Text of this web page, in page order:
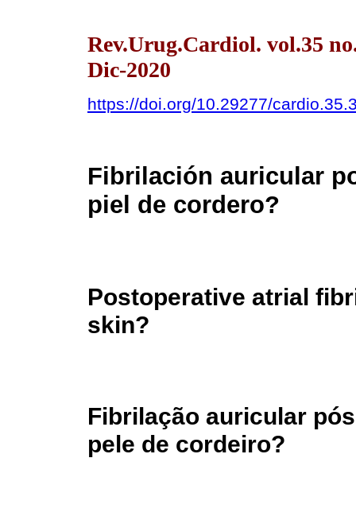
Rev.Urug.Cardiol. vol.35
Dic-2020
https://doi.org/10.29277/
Fibrilación auricular
piel de cordero?
Postoperative atrial
skin?
Fibrilação auricular
pele de cordeiro?